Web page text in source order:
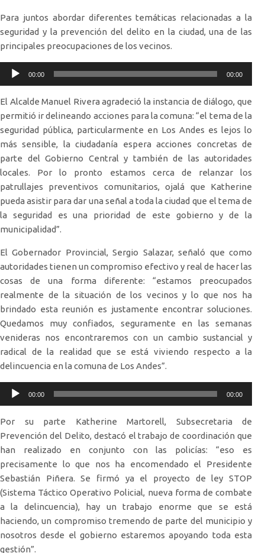
Para juntos abordar diferentes temáticas relacionadas a la
seguridad y la prevención del delito en la ciudad, una de las
principales preocupaciones de los vecinos.
Reproductor
audio
00:00 00:00
El Alcalde Manuel Rivera agradeció la instancia de diálogo, que
permitió ir delineando acciones para la comuna: “el tema de la
seguridad pública, particularmente en Los Andes es lejos lo
más sensible, la ciudadanía espera acciones concretas de
parte del Gobierno Central y también de las autoridades
locales. Por lo pronto estamos cerca de relanzar los
patrullajes preventivos comunitarios, ojalá que Katherine
pueda asistir para dar una señal a toda la ciudad que el tema de
la seguridad es una prioridad de este gobierno y de la
municipalidad”.
El Gobernador Provincial, Sergio Salazar, señaló que como
autoridades tienen un compromiso efectivo y real de hacer las
cosas de una forma diferente: “estamos preocupados
realmente de la situación de los vecinos y lo que nos ha
brindado esta reunión es justamente encontrar soluciones.
Quedamos muy confiados, seguramente en las semanas
venideras nos encontraremos con un cambio sustancial y
radical de la realidad que se está viviendo respecto a la
delincuencia en la comuna de Los Andes”.
Reproductor
audio
00:00 00:00
Por su parte Katherine Martorell, Subsecretaria de
Prevención del Delito, destacó el trabajo de coordinación que
han realizado en conjunto con las policías: “eso es
precisamente lo que nos ha encomendado el Presidente
Sebastián Piñera. Se firmó ya el proyecto de ley STOP
(Sistema Táctico Operativo Policial, nueva forma de combate
a la delincuencia), hay un trabajo enorme que se está
haciendo, un compromiso tremendo de parte del municipio y
nosotros desde el gobierno estaremos apoyando toda esta
gestión”.